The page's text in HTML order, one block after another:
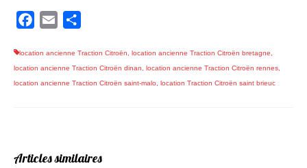
Facebook
Email
location ancienne Traction Citroën location ancienne Traction Citroën bretagne
location ancienne Traction Citroën dinan
location ancienne Traction Citroën rennes
location ancienne Traction Citroën saint-malo
location Traction Citroën saint brieuc
Articles similaires